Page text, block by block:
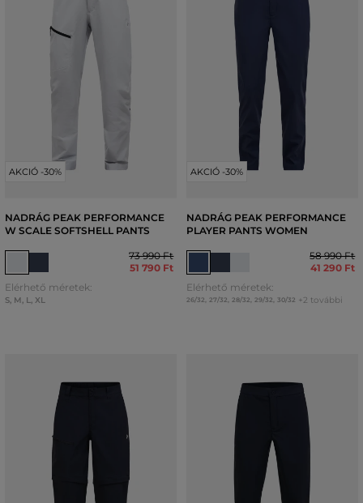
AKCIÓ -30%
NADRÁG PEAK PERFORMANCE
W SCALE SOFTSHELL PANTS
73 990 Ft
51 790 Ft
Elérhető méretek:
S, M L XL
AKCIÓ -30%
NADRÁG PEAK PERFORMANCE
PLAYER PANTS WOMEN
58 990 Ft
41 290 Ft
Elérhető méretek:
26/32, 27/32, 28/32, 29/32, 30/32 +2 további